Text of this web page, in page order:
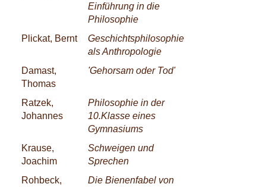
Einführung in die
Philosophie
Plickat, Bernt
Geschichtsphilosophie
als Anthropologie
Damast,
Thomas
'Gehorsam oder Tod'
Ratzek,
Johannes
Philosophie in der
10.Klasse eines
Gymnasiums
Krause,
Joachim
Schweigen und
Sprechen
Rohbeck,
Die Bienenfabel von